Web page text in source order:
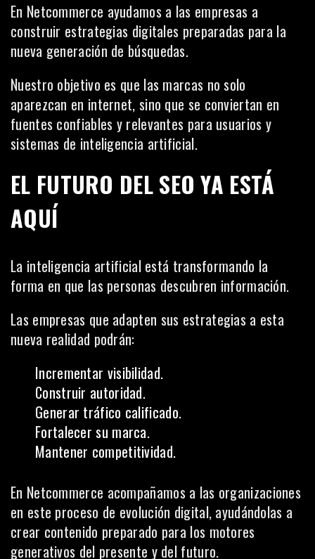
En Netcommerce ayudamos a las empresas a
construir estrategias digitales preparadas para la
nueva generación de búsquedas.
Nuestro objetivo es que las marcas no solo
aparezcan en internet, sino que se conviertan en
fuentes confiables y relevantes para usuarios y
sistemas de inteligencia artificial.
EL FUTURO DEL SEO YA ESTÁ
AQUÍ
La inteligencia artificial está transformando la
forma en que las personas descubren información.
Las empresas que adapten sus estrategias a esta
nueva realidad podrán:
Incrementar visibilidad.
Construir autoridad.
Generar tráfico calificado.
Fortalecer su marca.
Mantener competitividad.
En Netcommerce acompañamos a las organizaciones
en este proceso de evolución digital, ayudándolas a
crear contenido preparado para los motores
generativos del presente y del futuro.